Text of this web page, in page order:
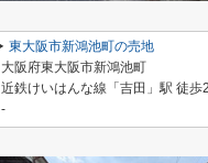
東大阪市新鴻池町の売地
大阪府東大阪市新鴻池町
近鉄けいはんな線「吉田」駅 徒歩
-